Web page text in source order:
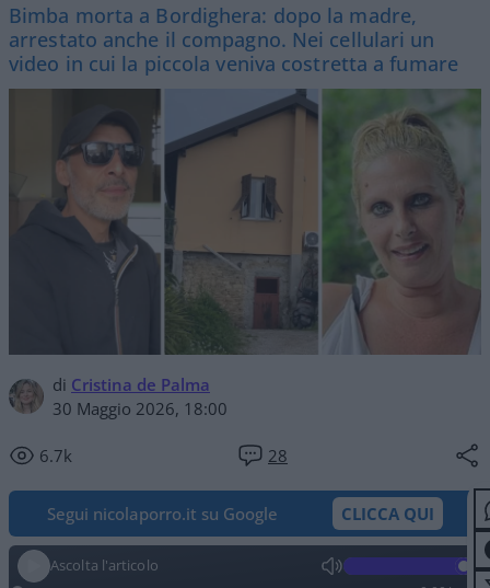
Bimba morta a Bordighera: dopo la madre,
arrestato anche il compagno. Nei cellulari un
video in cui la piccola veniva costretta a fumare
di Cristina de Palma
30 Maggio 2026, 18:00
6.7k 28
Segui nicolaporro.it su Google CLICCA QUI
Ascolta l'articolo